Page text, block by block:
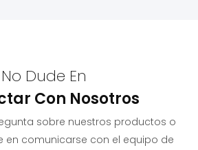
No Dude En
Con Nosotros
sobre nuestros productos o
en comunicarse con el equipo de